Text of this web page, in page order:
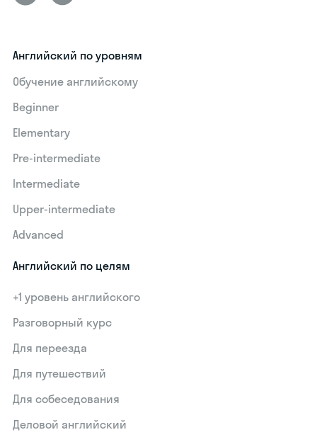
Английский по уровням
Обучение английскому
Beginner
Elementary
Pre-intermediate
Intermediate
Upper-intermediate
Advanced
Английский по целям
+1 уровень английского
Разговорный курс
Для переезда
Для путешествий
Для собеседования
Деловой английский